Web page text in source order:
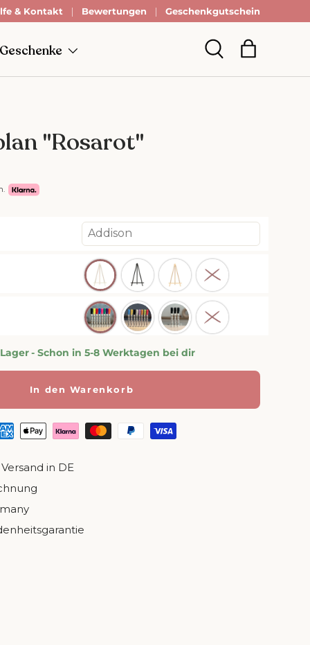
Zahle erst in 30 Tagenmit Klarna.
& Kontakt Bewertungen Geschenkgutschein
Suche
"Rosarot"
- Schon in 5-8 Werktagen bei dir
In den Warenkorb
in DE